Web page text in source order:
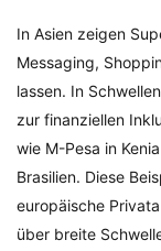
In Asien zeigen
Messaging,
lassen. In
zur finanziellen
wie M-Pesa in
Brasilien. Diese
europäische
über breite